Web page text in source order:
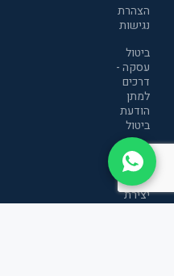
הצהרת
נגישות
ביטול
עסקה -
דרכים
למתן
הודעת
ביטול
מדיניות
הפרטיות
יצירת